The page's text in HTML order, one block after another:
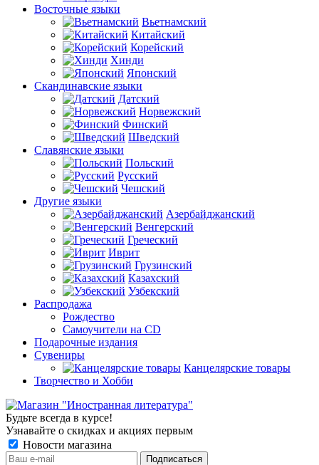
Восточные языки
Вьетнамский
Китайский
Корейский
Хинди
Японский
Скандинавские языки
Датский
Норвежский
Финский
Шведский
Славянские языки
Польский
Русский
Чешский
Другие языки
Азербайджанский
Венгерский
Греческий
Иврит
Грузинский
Казахский
Узбекский
Распродажа
Рождество
Самоучители на CD
Подарочные издания
Сувениры
Канцелярские товары
Творчество и Хобби
Будьте всегда в курсе!
Узнавайте о скидках и акциях первым
Новости магазина